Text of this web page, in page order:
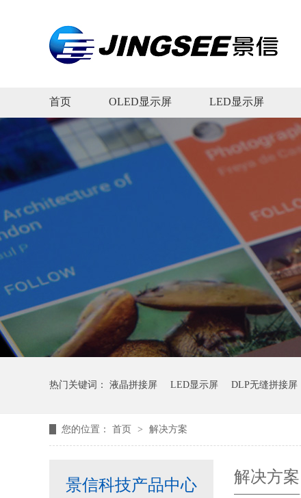
首页 OLED显示屏 LED显示屏
热门关键词： 液晶拼接屏 LED显示屏 DLP无缝拼接屏
您的位置： 首页 > 解决方案
景信科技产品中心 解决方案